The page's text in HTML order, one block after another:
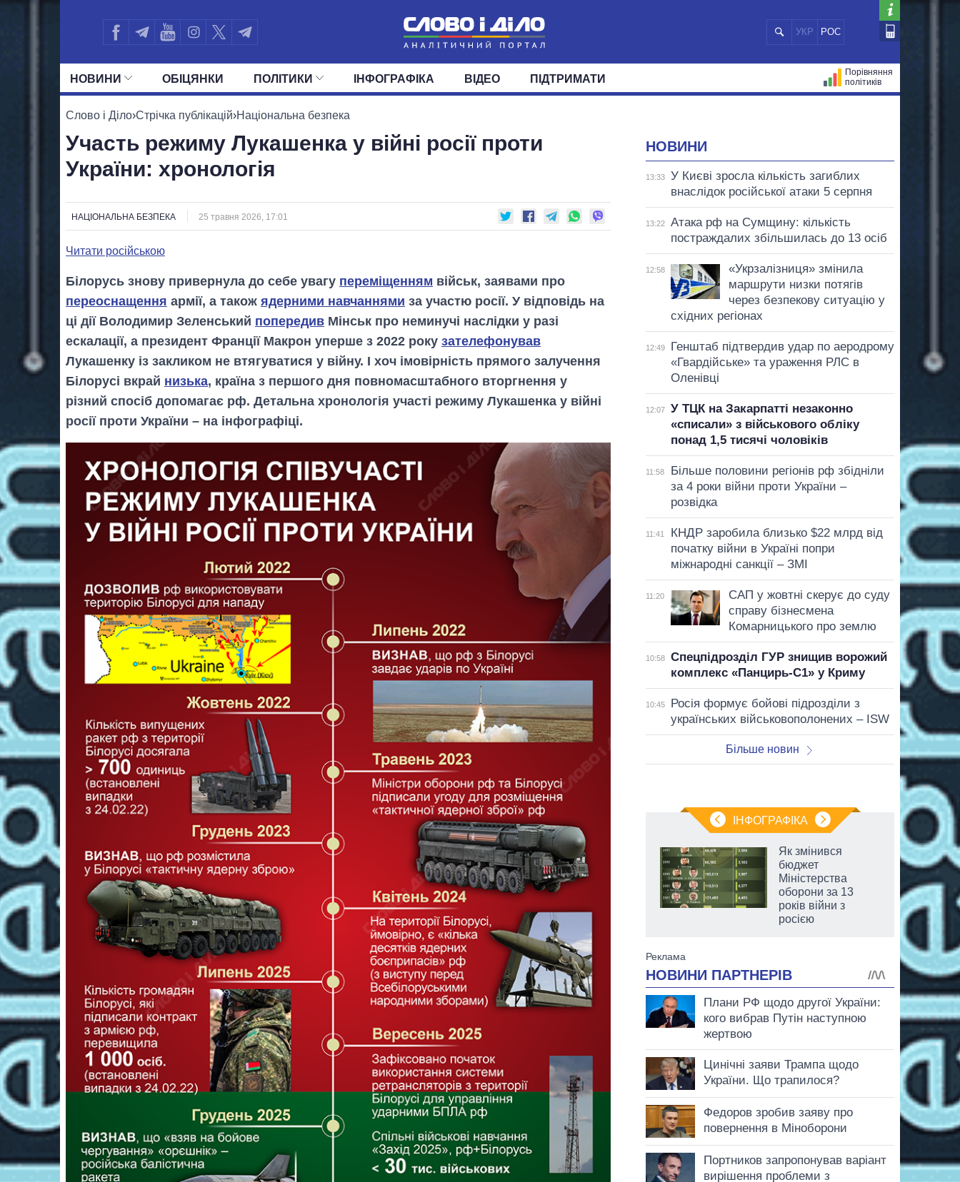
УКР РОС
НОВИНИ
СТРІЧКА
ПОЛІТИКА ЕКОНОМІКА СУСПІЛЬСТВО
ОБIЦЯНКИ ПОЛIТИКИ
УСІ ПОЛІТИКИ ПРЕЗИДЕНТ І ОФІС ВЕРХОВНА РАДА
ДЕПУТАТИ КОМІТЕТИ ФРАКЦІЇ
ІНФОГРАФІКА ВІДЕО ПІДТРИМАТИ
Порівняння
політиків
Слово і Діло›Стрічка публікацій›Національна безпека
Участь режиму Лукашенка у війні росії проти
України: хронологія
НАЦІОНАЛЬНА БЕЗПЕКА 25 травня 2026, 17:01
Читати російською
Білорусь знову привернула до себе увагу переміщенням військ, заявами про
переоснащення армії, а також ядерними навчаннями за участю росії. У відповідь на
ці дії Володимир Зеленський попередив Мінськ про неминучі наслідки у разі
ескалації, а президент Франції Макрон уперше з 2022 року зателефонував
Лукашенку із закликом не втягуватися у війну. І хоч імовірність прямого залучення
Білорусі вкрай низька, країна з першого дня повномасштабного вторгнення у
різний спосіб допомагає рф. Детальна хронологія участі режиму Лукашенка у війні
росії проти України – на інфографіці.
НОВИНИ
13:33
У Києві зросла кількість загиблих
внаслідок російської атаки 5 серпня
13:22
Атака рф на Сумщину: кількість
постраждалих збільшилась до 13 осіб
12:58
«Укрзалізниця» змінила
маршрути низки потягів
через безпекову ситуацію у
східних регіонах
12:49
Генштаб підтвердив удар по аеродрому
«Гвардійське» та ураження РЛС в
Оленівці
12:07
У ТЦК на Закарпатті незаконно
«списали» з військового обліку
понад 1,5 тисячі чоловіків
11:58
Більше половини регіонів рф збідніли
за 4 роки війни проти України –
розвідка
11:41
КНДР заробила близько $22 млрд від
початку війни в Україні попри
міжнародні санкції – ЗМІ
11:20
САП у жовтні скерує до суду
справу бізнесмена
Комарницького про землю
10:58
Спецпідрозділ ГУР знищив ворожий
комплекс «Панцирь-С1» у Криму
10:45
Росія формує бойові підрозділи з
українських військовополонених – ISW
Більше новин
ІНФОГРАФІКА
Як зросли тарифи
на холодну воду у
містах України на
початок серпня
Як змінився
бюджет
Міністерства
оборони за 13
років війни з
росією